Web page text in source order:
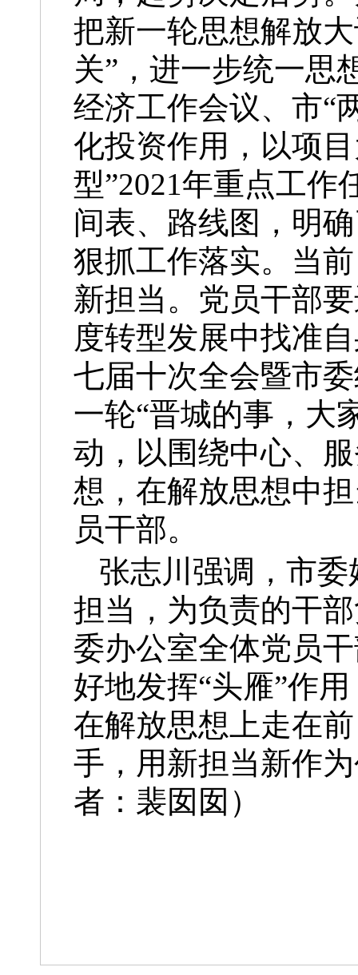
把新一轮思想解放
关”，进一步统一思
经济工作会议、市“
化投资作用，以项
型”2021年重点工作
间表、路线图，明
狠抓工作落实。当
新担当。党员干部
度转型发展中找准
七届十次全会暨市
一轮“晋城的事，大
动，以围绕中心、
想，在解放思想中
员干部。
张志川强调，市
担当，为负责的干
委办公室全体党员
好地发挥“头雁”作
在解放思想上走在
手，用新担当新作
者：裴囡囡）